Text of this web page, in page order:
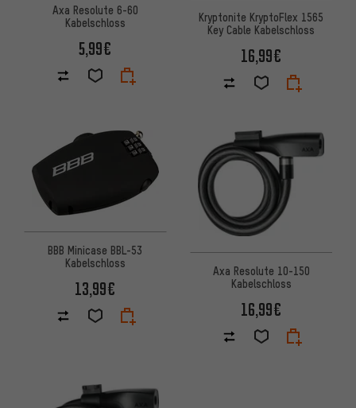
Axa Resolute 6-60
Kabelschloss
5,99€
Kryptonite KryptoFlex 1565
Key Cable Kabelschloss
16,99€
BBB Minicase BBL-53
Kabelschloss
13,99€
Axa Resolute 10-150
Kabelschloss
16,99€